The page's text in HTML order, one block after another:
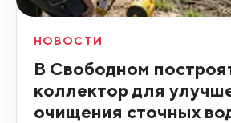
НОВОСТИ
В Свободном
коллектор для
очищения сточных